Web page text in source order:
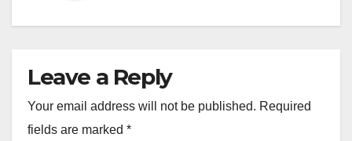
Leave a Reply
Your email address will not be published. Required
fields are marked *